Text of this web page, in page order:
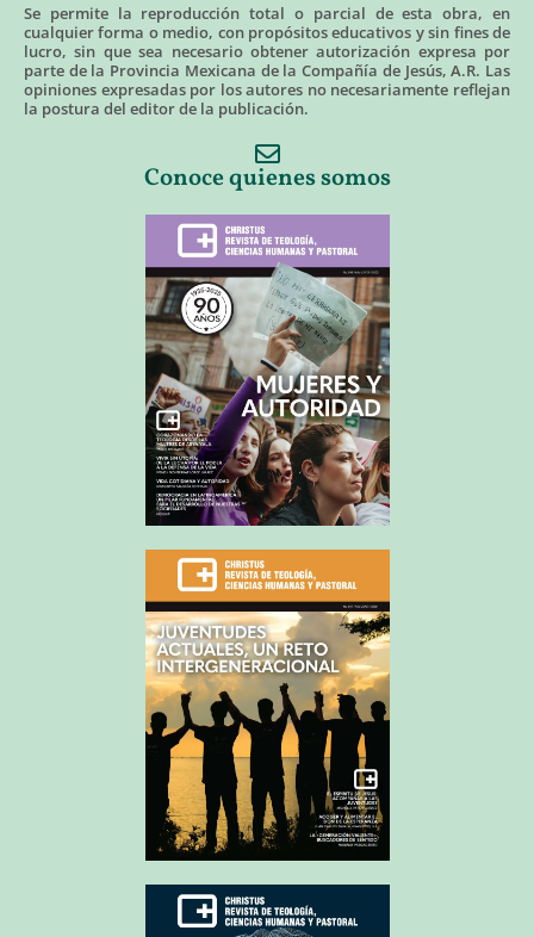
Se permite la reproducción total o parcial de esta obra, en
cualquier forma o medio, con propósitos educativos y sin fines de
lucro, sin que sea necesario obtener autorización expresa por
parte de la Provincia Mexicana de la Compañía de Jesús, A.R. Las
opiniones expresadas por los autores no necesariamente reflejan
la postura del editor de la publicación.
Conoce quienes somos